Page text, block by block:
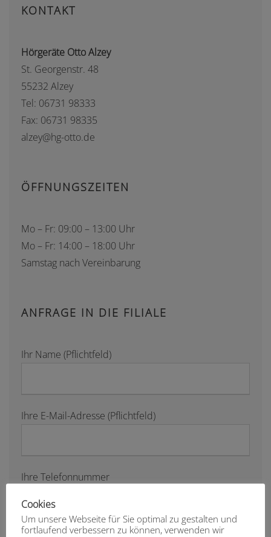
KONTAKT
Hörgeräte Otto Alzey
St. Georgenstr. 48
55232 Alzey
Tel: 06731 98333
Fax: 06731 98335
alzey@hg-otto.de
ÖFFNUNGSZEITEN
Mo – Fr: 09:00 – 13:00 Uhr
Mo – Fr: 14:00 – 18:00 Uhr
Samstag nach Vereinbarung
ANFRAGE IN DIE FILIALE
Ihr Name (Pflichtfeld)
Ihre E-Mail-Adresse (Pflichtfeld)
Ihre Telefonnummer
Cookies
Um unsere Webseite für Sie optimal zu gestalten und
fortlaufend verbessern zu können, verwenden wir